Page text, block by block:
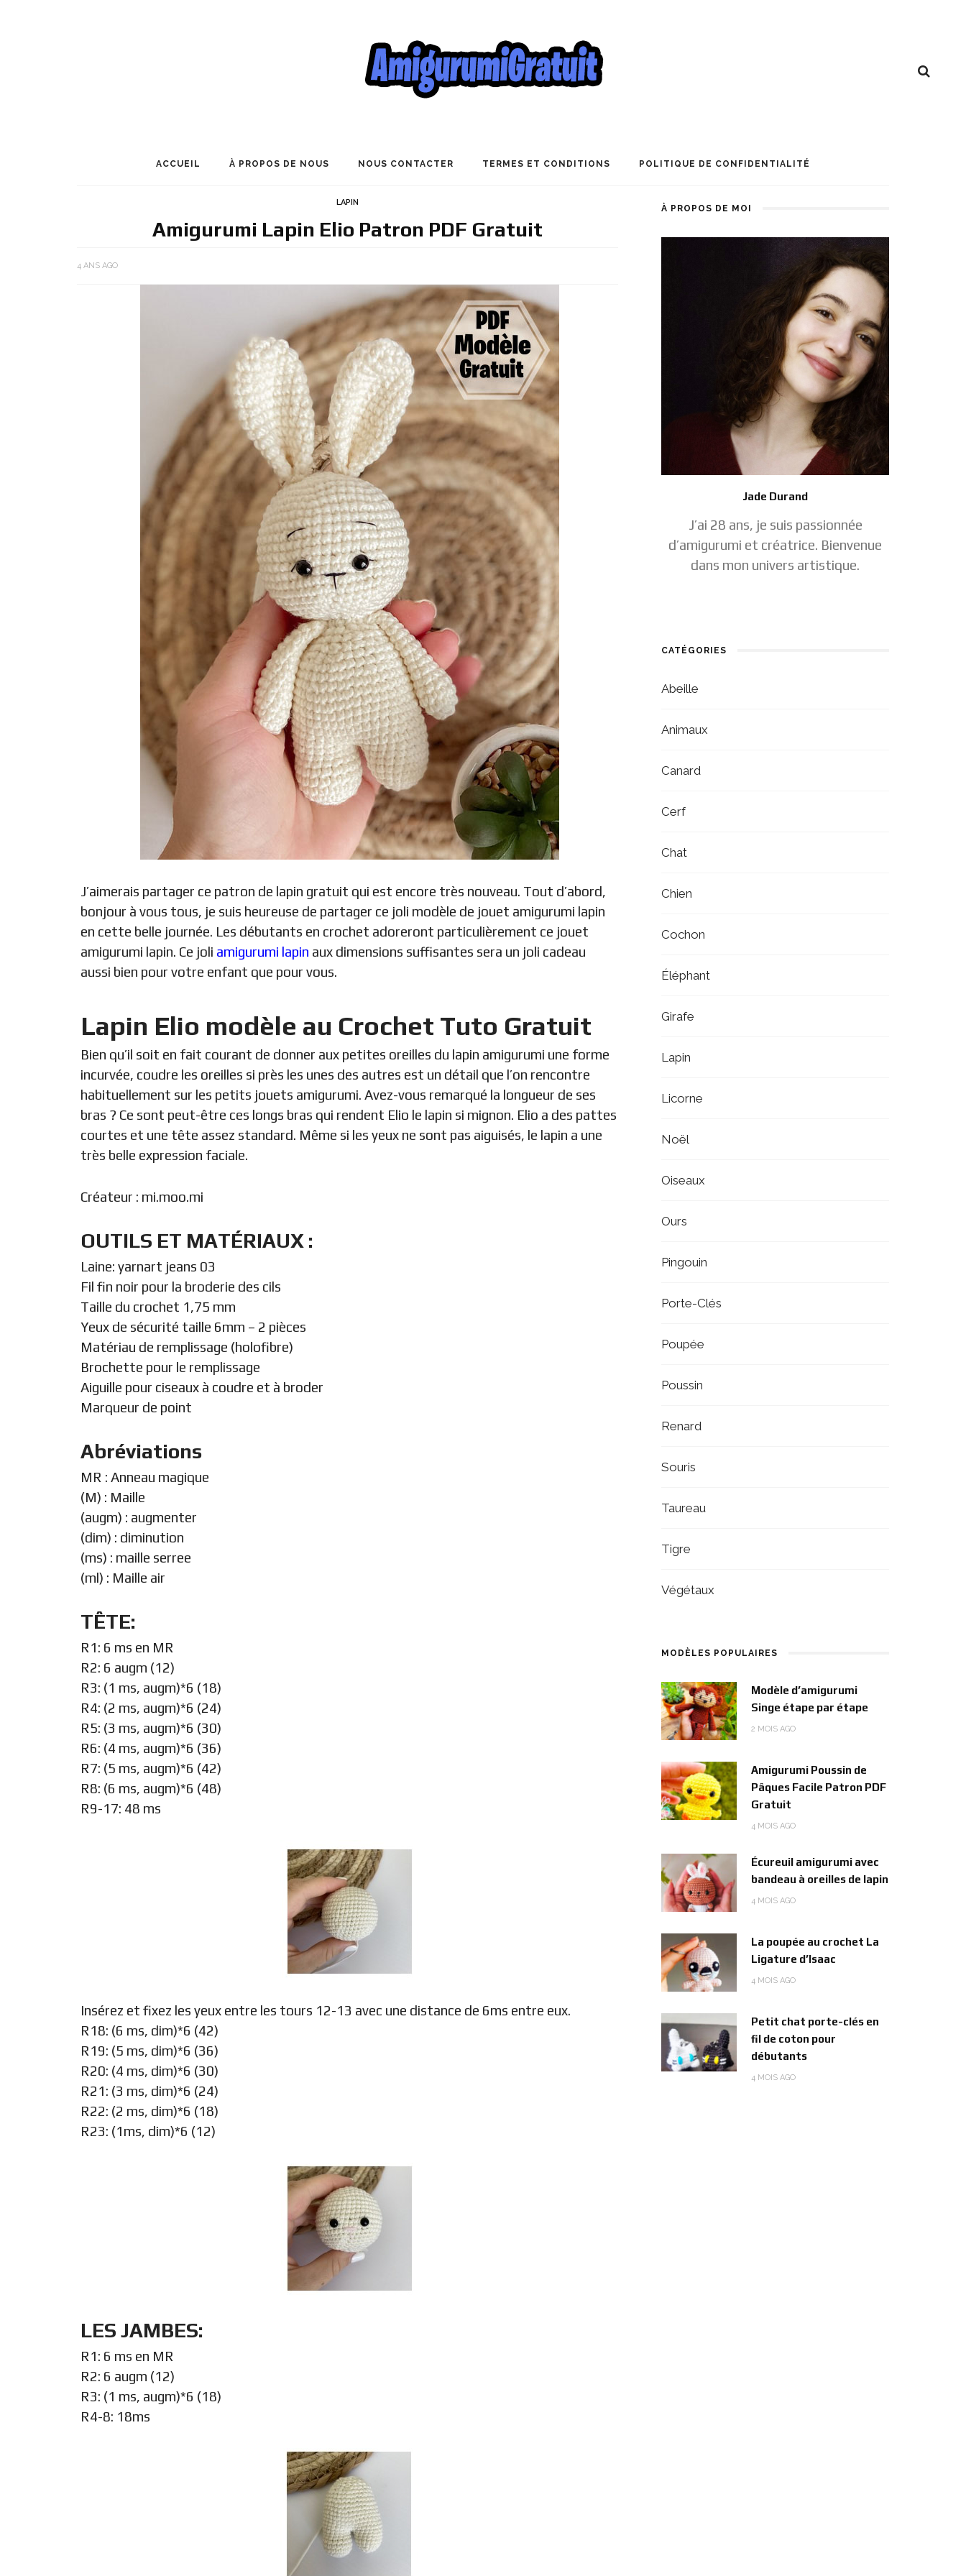
ACCUEIL À PROPOS DE NOUS NOUS CONTACTER TERMES ET CONDITIONS POLITIQUE DE CONFIDENTIALITÉ
LAPIN
Amigurumi Lapin Elio Patron PDF Gratuit
4 ANS AGO
J’aimerais partager ce patron de lapin gratuit qui est encore très nouveau. Tout d’abord,
bonjour à vous tous, je suis heureuse de partager ce joli modèle de jouet amigurumi lapin
en cette belle journée. Les débutants en crochet adoreront particulièrement ce jouet
amigurumi lapin. Ce joli amigurumi lapin aux dimensions suffisantes sera un joli cadeau
aussi bien pour votre enfant que pour vous.
Lapin Elio modèle au Crochet Tuto Gratuit
Bien qu’il soit en fait courant de donner aux petites oreilles du lapin amigurumi une forme
incurvée, coudre les oreilles si près les unes des autres est un détail que l’on rencontre
habituellement sur les petits jouets amigurumi. Avez-vous remarqué la longueur de ses
bras ? Ce sont peut-être ces longs bras qui rendent Elio le lapin si mignon. Elio a des pattes
courtes et une tête assez standard. Même si les yeux ne sont pas aiguisés, le lapin a une
très belle expression faciale.
Créateur : mi.moo.mi
OUTILS ET MATÉRIAUX :
Laine: yarnart jeans 03
Fil fin noir pour la broderie des cils
Taille du crochet 1,75 mm
Yeux de sécurité taille 6mm – 2 pièces
Matériau de remplissage (holofibre)
Brochette pour le remplissage
Aiguille pour ciseaux à coudre et à broder
Marqueur de point
Abréviations
MR : Anneau magique
(M) : Maille
(augm) : augmenter
(dim) : diminution
(ms) : maille serree
(ml) : Maille air
TÊTE:
R1: 6 ms en MR
R2: 6 augm (12)
R3: (1 ms, augm)*6 (18)
R4: (2 ms, augm)*6 (24)
R5: (3 ms, augm)*6 (30)
R6: (4 ms, augm)*6 (36)
R7: (5 ms, augm)*6 (42)
R8: (6 ms, augm)*6 (48)
R9-17: 48 ms
Insérez et fixez les yeux entre les tours 12-13 avec une distance de 6ms entre eux.
R18: (6 ms, dim)*6 (42)
R19: (5 ms, dim)*6 (36)
R20: (4 ms, dim)*6 (30)
R21: (3 ms, dim)*6 (24)
R22: (2 ms, dim)*6 (18)
R23: (1ms, dim)*6 (12)
LES JAMBES:
R1: 6 ms en MR
R2: 6 augm (12)
R3: (1 ms, augm)*6 (18)
R4-8: 18ms
À PROPOS DE MOI
Jade Durand
J’ai 28 ans, je suis passionnée
d’amigurumi et créatrice. Bienvenue
dans mon univers artistique.
CATÉGORIES
Abeille
Animaux
Canard
Cerf
Chat
Chien
Cochon
Éléphant
Girafe
Lapin
Licorne
Noël
Oiseaux
Ours
Pingouin
Porte-Clés
Poupée
Poussin
Renard
Souris
Taureau
Tigre
Végétaux
MODÈLES POPULAIRES
Modèle d’amigurumi
Singe étape par étape
2 MOIS AGO
Amigurumi Poussin de
Pâques Facile Patron PDF
Gratuit
4 MOIS AGO
Écureuil amigurumi avec
bandeau à oreilles de lapin
4 MOIS AGO
La poupée au crochet La
Ligature d’Isaac
4 MOIS AGO
Petit chat porte-clés en
fil de coton pour
débutants
4 MOIS AGO